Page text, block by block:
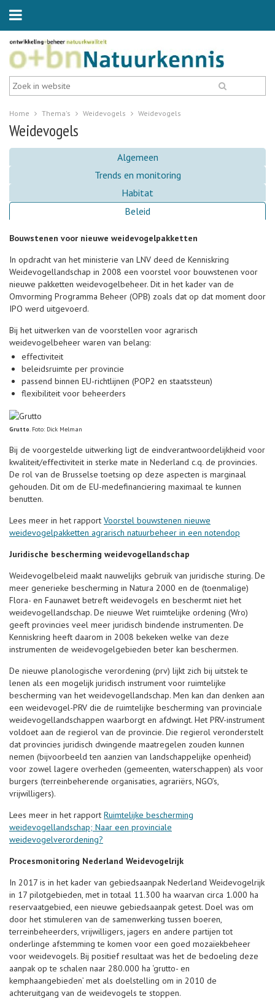
Home Thema's Weidevogels Weidevogels
Weidevogels
Algemeen
Trends en monitoring
Habitat
Beleid
Bouwstenen voor nieuwe weidevogelpakketten
In opdracht van het ministerie van LNV deed de Kenniskring
Weidevogellandschap in 2008 een voorstel voor bouwstenen voor
nieuwe pakketten weidevogelbeheer. Dit in het kader van de
Omvorming Programma Beheer (OPB) zoals dat op dat moment door
IPO werd uitgevoerd.
Bij het uitwerken van de voorstellen voor agrarisch
weidevogelbeheer waren van belang:
effectiviteit
beleidsruimte per provincie
passend binnen EU-richtlijnen (POP2 en staatssteun)
flexibiliteit voor beheerders
Grutto . Foto: Dick Melman
Bij de voorgestelde uitwerking ligt de eindverantwoordelijkheid voor
kwaliteit/effectiviteit in sterke mate in Nederland c.q. de provincies.
De rol van de Brusselse toetsing op deze aspecten is marginaal
gehouden. Dit om de EU-medefinanciering maximaal te kunnen
benutten.
Lees meer in het rapport Voorstel bouwstenen nieuwe
weidevogelpakketten agrarisch natuurbeheer in een notendop
Juridische bescherming weidevogellandschap
Weidevogelbeleid maakt nauwelijks gebruik van juridische sturing. De
meer generieke bescherming in Natura 2000 en de (toenmalige)
Flora- en Faunawet betreft weidevogels en beschermt niet het
weidevogellandschap. De nieuwe Wet ruimtelijke ordening (Wro)
geeft provincies veel meer juridisch bindende instrumenten. De
Kenniskring heeft daarom in 2008 bekeken welke van deze
instrumenten de weidevogelgebieden beter kan beschermen.
De nieuwe planologische verordening (prv) lijkt zich bij uitstek te
lenen als een mogelijk juridisch instrument voor ruimtelijke
bescherming van het weidevogellandschap. Men kan dan denken aan
een weidevogel-PRV die de ruimtelijke bescherming van provinciale
weidevogellandschappen waarborgt en afdwingt. Het PRV-instrument
voldoet aan de regierol van de provincie. Die regierol veronderstelt
dat provincies juridisch dwingende maatregelen zouden kunnen
nemen (bijvoorbeeld ten aanzien van landschappelijke openheid)
voor zowel lagere overheden (gemeenten, waterschappen) als voor
burgers (terreinbeherende organisaties, agrariërs, NGO’s,
vrijwilligers).
Lees meer in het rapport Ruimtelijke bescherming
weidevogellandschap; Naar een provinciale
weidevogelverordening?
Procesmonitoring Nederland Weidevogelrijk
In 2017 is in het kader van gebiedsaanpak Nederland Weidevogelrijk
in 17 pilotgebieden, met in totaal 11.300 ha waarvan circa 1.000 ha
reservaatgebied, een nieuwe gebiedsaanpak getest. Doel was om
door het stimuleren van de samenwerking tussen boeren,
terreinbeheerders, vrijwilligers, jagers en andere partijen tot
onderlinge afstemming te komen voor een goed mozaïekbeheer
voor weidevogels. Bij positief resultaat was het de bedoeling deze
aanpak op te schalen naar 280.000 ha ‘grutto- en
kemphaangebieden’ met als doelstelling om in 2010 de
achteruitgang van de weidevogels te stoppen.